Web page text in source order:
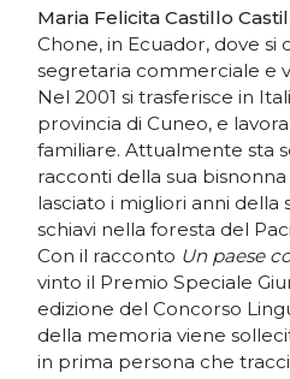
Maria Felicita Castillo
Chone, in Ecuador, dove si
segretaria commerciale e
Nel 2001 si trasferisce in
provincia di Cuneo, e
familiare. Attualmente sta
racconti della sua
lasciato i migliori anni della
schiavi nella foresta del
Con il racconto Un paese
vinto il Premio Speciale
edizione del Concorso
della memoria viene
in prima persona che